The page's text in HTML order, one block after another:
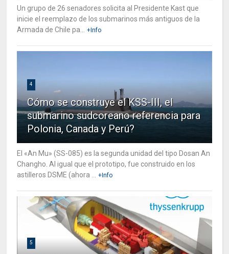
Un grupo de 26 senadores solicita al Presidente Kast que
inicie el reemplazo de los submarinos más antiguos de la
Armada de Chile pa...
+Info
4
Cómo se construye el KSS-III, el
submarino sudcoreano referencia para
Polonia, Canada y Perú?
El «An Mu» (SS-085) es la segunda unidad del tipo Dosan An
Changho. Al igual que el prototipo, fue construido en los
astilleros DSME (ahora ...
+Info
5